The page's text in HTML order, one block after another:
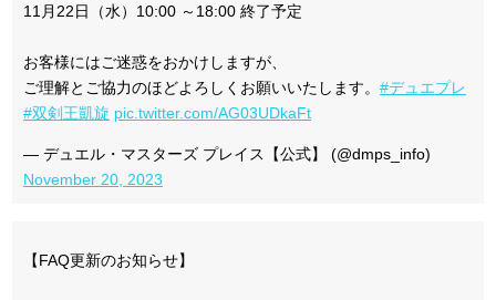
11月22日（水）10:00 ～18:00 終了予定
お客様にはご迷惑をおかけしますが、
ご理解とご協力のほどよろしくお願いいたします。 #デュエプレ
#双剣王凱旋 pic.twitter.com/AG03UDkaFt
— デュエル・マスターズ プレイス【公式】 (@dmps_info)
November 20, 2023
【FAQ更新のお知らせ】